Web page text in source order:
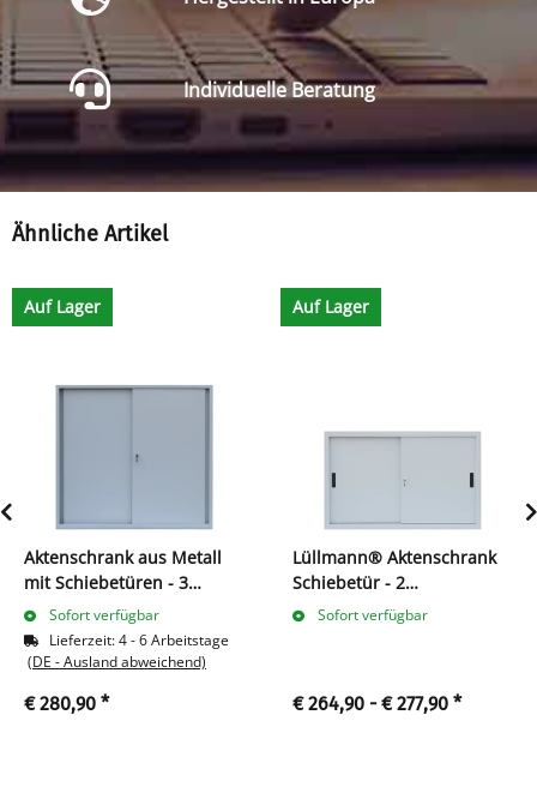
Individuelle Beratung
Ähnliche Artikel
Auf Lager
Aktenschrank aus Metall
mit Schiebetüren - 3
Ordnerhöhen
Sofort verfügbar
Lieferzeit:4 - 6 Arbeitstage
(DE - Ausland abweichend)
€ 280,90 *
Auf Lager
Lüllmann® Aktenschrank
Schiebetür - 2
Ordnerhöhen - B 120 cm
Sofort verfügbar
€ 264,90 -€ 277,90 *